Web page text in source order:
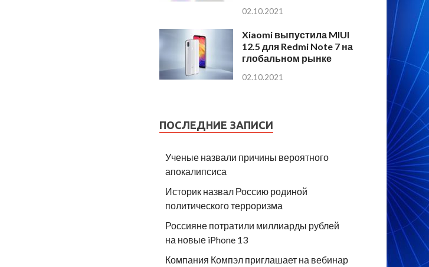
02.10.2021
Xiaomi выпустила MIUI
12.5 для Redmi Note 7 на
глобальном рынке
02.10.2021
ПОСЛЕДНИЕ ЗАПИСИ
Ученые назвали причины вероятного
апокалипсиса
Историк назвал Россию родиной
политического терроризма
Россияне потратили миллиарды рублей
на новые iPhone 13
Компания Компэл приглашает на вебинар